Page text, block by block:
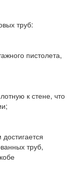
труб:
пистолета,
к стене, что
труб,